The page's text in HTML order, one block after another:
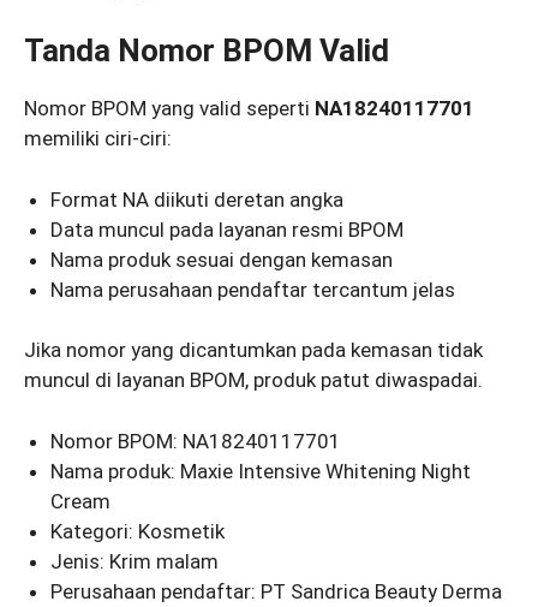
Tanda Nomor BPOM Valid
Nomor BPOM yang valid seperti NA18240117701
memiliki ciri-ciri:
Format NA diikuti deretan angka
Data muncul pada layanan resmi BPOM
Nama produk sesuai dengan kemasan
Nama perusahaan pendaftar tercantum jelas
Jika nomor yang dicantumkan pada kemasan tidak
muncul di layanan BPOM, produk patut diwaspadai.
Nomor BPOM: NA18240117701
Nama produk: Maxie Intensive Whitening Night
Cream
Kategori: Kosmetik
Jenis: Krim malam
Perusahaan pendaftar: PT Sandrica Beauty Derma